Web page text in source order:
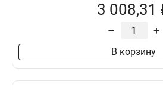
3 008,31
– +
В корзину